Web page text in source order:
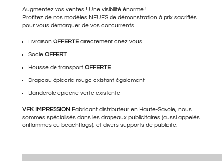
INITIAL
ÉTAIT :
139,00€.
ACTUEL
99,00€.
Augmentez vos ventes ! Une visibilité énorme !
Profitez de nos modèles NEUFS de démonstration à prix sacrifiés
pour vous démarquer de vos concurrents.
Livraison OFFERTEdirectement chez vous
Socle OFFERT
Housse de transport OFFERTE
Drapeau épicerie rougeexistant également
Banderole épicerie verteexistante
VFK IMPRESSION Fabricant distributeur en Haute-Savoie, nous
sommes spécialisés dans les drapeaux publicitaires (aussi appelés
oriflammes ou beachflags), et divers supports de publicité.